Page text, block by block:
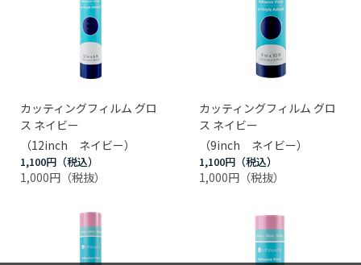
カッティングフィルム グロ
ス ネイビー
（12inch ネイビー）
1,100円
1,000円
カッティングフィルム グロ
ス ネイビー
（9inch ネイビー）
1,100円
1,000円